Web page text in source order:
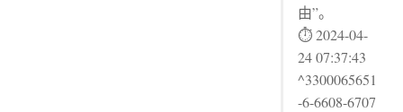
由”。
⏱ 2024-04-
24 07:37:43
^3300065651
-6-6608-6707